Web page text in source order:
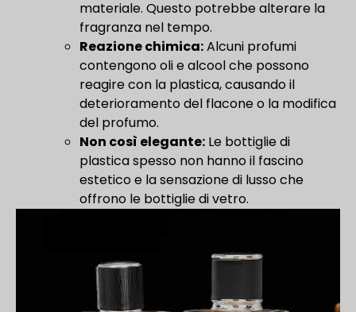
materiale. Questo potrebbe alterare la
fragranza nel tempo.
Reazione chimica:Alcuni profumi
contengono oli e alcool che possono
reagire con la plastica, causando il
deterioramento del flacone o la modifica
del profumo.
Non così elegante: Le bottiglie di
plastica spesso non hanno il fascino
estetico e la sensazione di lusso che
offrono le bottiglie di vetro.